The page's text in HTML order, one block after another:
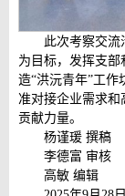
此次考察交流
为目标，发挥支部
造“洪沅青年”工作
准对接企业需求和
贡献力量。
杨谨瑗 撰稿
李德富 审核
高敏 编辑